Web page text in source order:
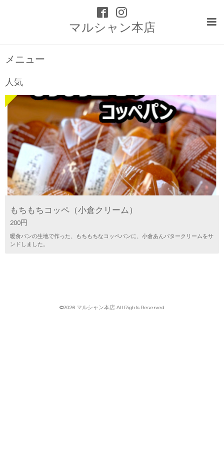
マルシャン本店
メニュー
人気
もちもちコッペ（小倉クリーム）
200円
暖食パンの生地で作った、もちもちなコッペパンに、小倉あんバタークリームをサ
ンドしました。
©2026 マルシャン本店. All Rights Reserved.